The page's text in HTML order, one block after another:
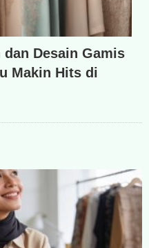
Desain Gamis
Makin Hits di